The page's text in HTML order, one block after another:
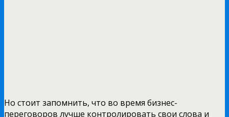
Но стоит запомнить, что во время бизнес-
переговоров лучше контролировать свои слова и